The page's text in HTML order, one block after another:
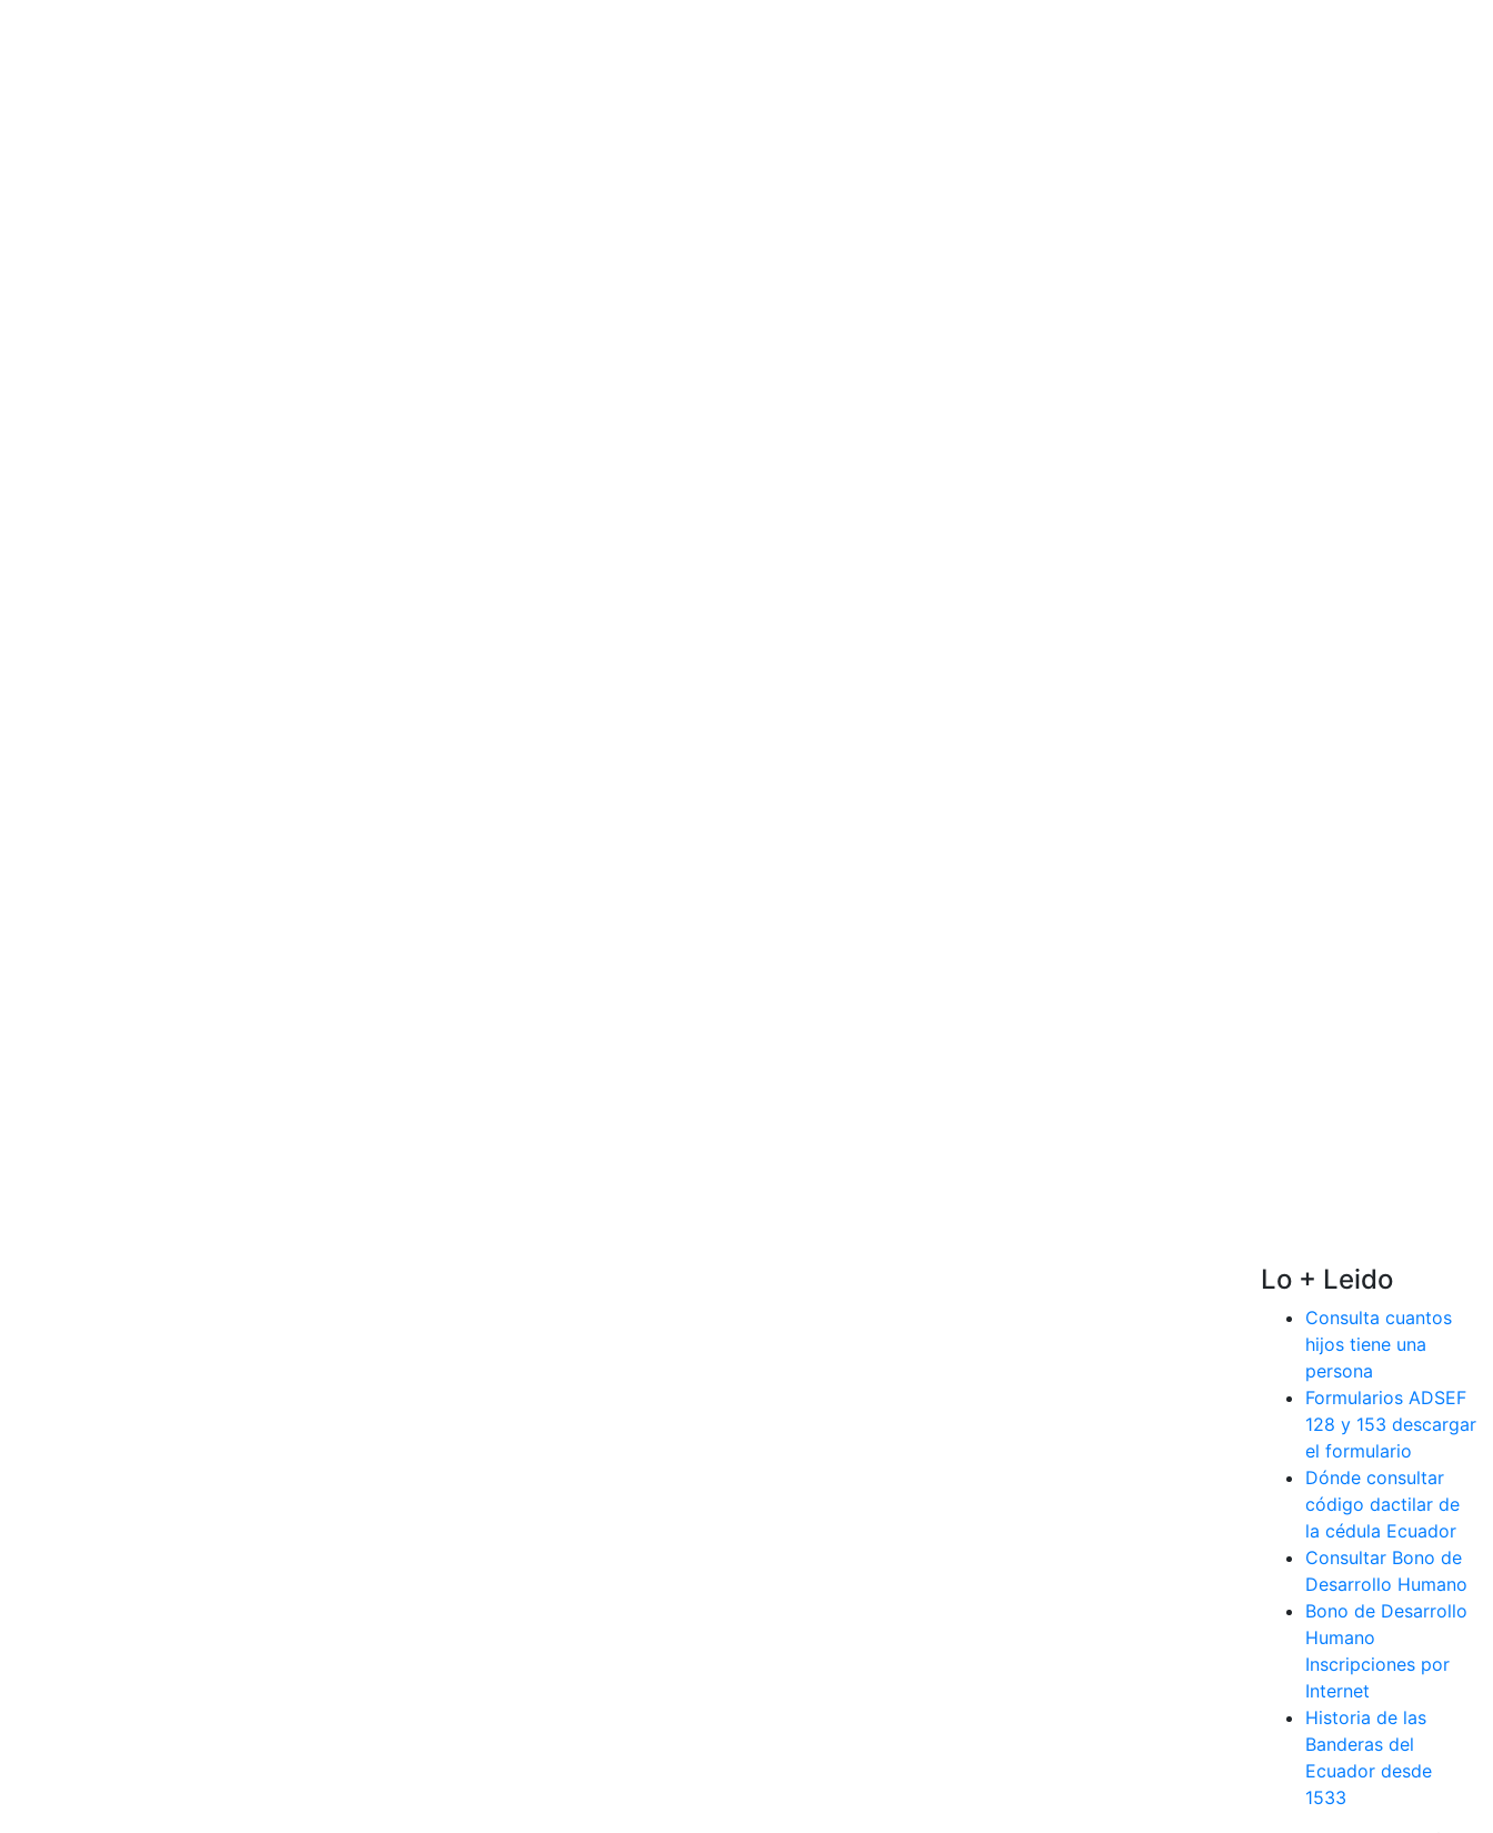
Lo + Leido
Consulta cuantos
hijos tiene una
persona
Formularios ADSEF
128 y 153 descargar
el formulario
Dónde consultar
código dactilar de
la cédula Ecuador
Consultar Bono de
Desarrollo Humano
Bono de Desarrollo
Humano
Inscripciones por
Internet
Historia de las
Banderas del
Ecuador desde
1533